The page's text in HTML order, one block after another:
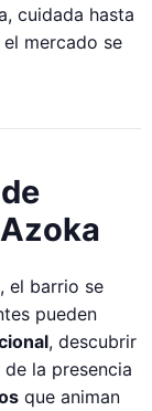
cuidada hasta
mercado se
el barrio se
pueden
, descubrir
la presencia
que animan